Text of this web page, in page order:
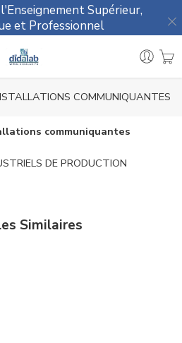
Supérieur,
et Professionnel
COMMUNIQUANTES
communiquantes
DE PRODUCTION
Similaires